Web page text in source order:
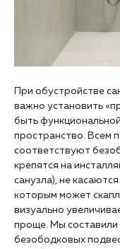
При обустройстве
важно установить
быть
пространство. Всем
соответствуют
крепятся на
санузла), не
которым может
визуально
проще. Мы составили
безободковых